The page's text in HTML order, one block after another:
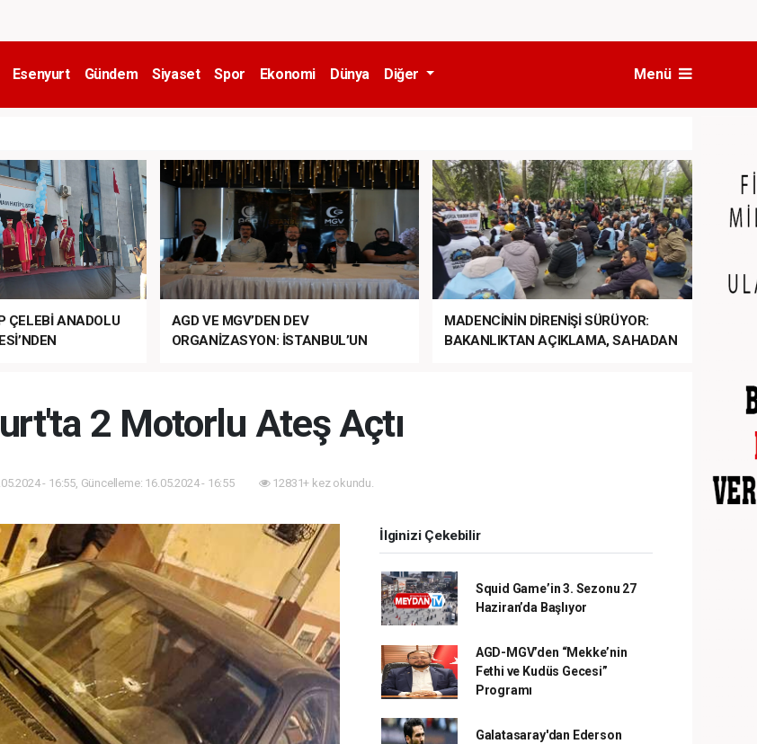
Esenyurt Gündem Siyaset Spor Ekonomi Dünya Diğer Menü
ÇELEBİ ANADOLU
AGD VE MGV’DEN DEV
ORGANİZASYON: İSTANBUL’UN
MADENCİNİN DİRENİŞİ SÜRÜYOR:
BAKANLIKTAN AÇIKLAMA, SAHADAN
2 Motorlu Ateş Açtı
- 16:55, Güncelleme: 16.05.2024 - 16:55 12831+ kez okundu.
İlginizi Çekebilir
Squid Game’in 3. Sezonu 27
Haziran’da Başlıyor
AGD-MGV’den “Mekke’nin
Fethi ve Kudüs Gecesi”
Programı
Galatasaray'dan Ederson